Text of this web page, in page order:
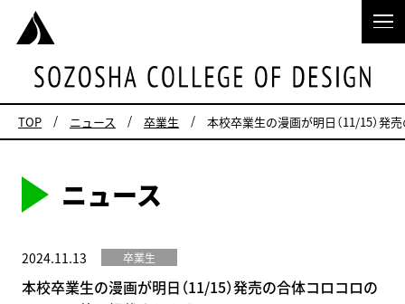
TOP ニュース 卒業生 本校卒業生の漫画が明日（11/15）発
ニュース
2024.11.13 卒業生
本校卒業生の漫画が明日（11/15）発売の合体コロコロの